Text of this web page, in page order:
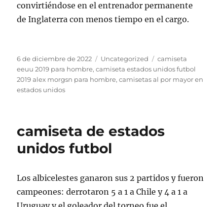
convirtiéndose en el entrenador permanente
de Inglaterra con menos tiempo en el cargo.
Publicado
el
6 de diciembre de 2022 Categorías
Uncategorized Etiquetas
camiseta
eeuu 2019 para hombre,camiseta estados unidos futbol
2019 alex morgsn para hombre,camisetas al por mayor en
estados unidos
camiseta de estados
unidos futbol
Los albicelestes ganaron sus 2 partidos y fueron
campeones: derrotaron 5 a 1 a Chile y 4 a 1 a